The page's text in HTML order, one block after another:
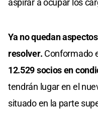
aspirar a ocupar los
Ya no quedan
resolver. Conformado
12.529 socios en
tendrán lugar en el
situado en la parte